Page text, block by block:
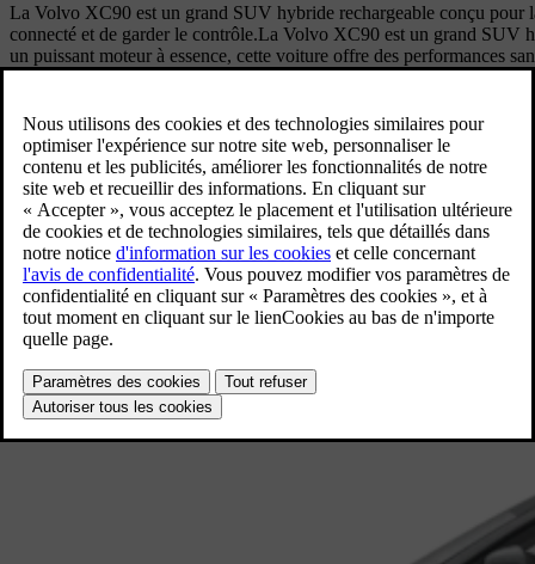
La Volvo XC90 est un grand SUV hybride rechargeable conçu pour
connecté et de garder le contrôle.La Volvo XC90 est un grand SUV
un puissant moteur à essence, cette voiture offre des performances
s’adapter, au cas où.
Disponible en tant que
Hybride rechargeable (PHEV)
Achat à partir de 94 090 €
XC60SUV de taille moyenne